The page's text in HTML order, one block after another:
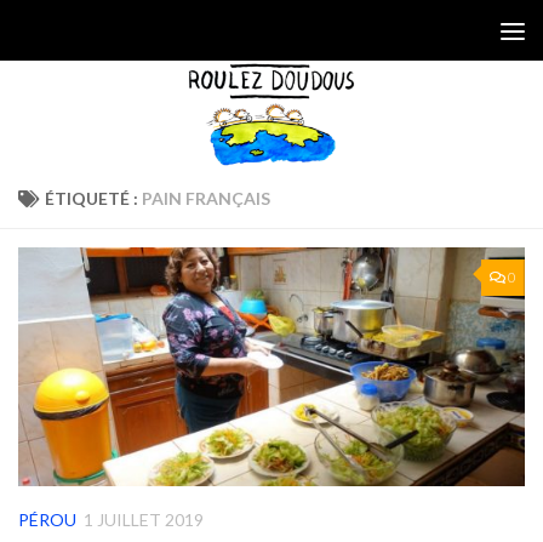
ÉTIQUETÉ : PAIN FRANÇAIS
0
PÉROU 1 JUILLET 2019